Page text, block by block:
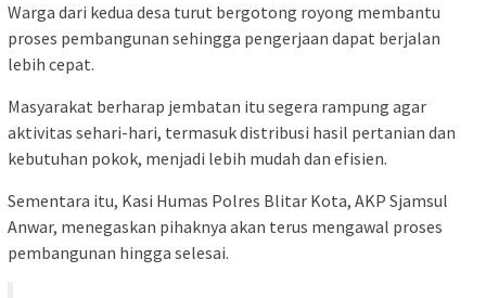
Warga dari kedua desa turut bergotong royong membantu
proses pembangunan sehingga pengerjaan dapat berjalan
lebih cepat.
Masyarakat berharap jembatan itu segera rampung agar
aktivitas sehari-hari, termasuk distribusi hasil pertanian dan
kebutuhan pokok, menjadi lebih mudah dan efisien.
Sementara itu, Kasi Humas Polres Blitar Kota, AKP Sjamsul
Anwar, menegaskan pihaknya akan terus mengawal proses
pembangunan hingga selesai.